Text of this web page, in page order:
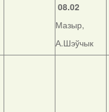
08.02
Мазыр,
А.Шэўчык